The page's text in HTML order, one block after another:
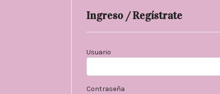
Ingreso / Regístrate
Usuario
Contraseña